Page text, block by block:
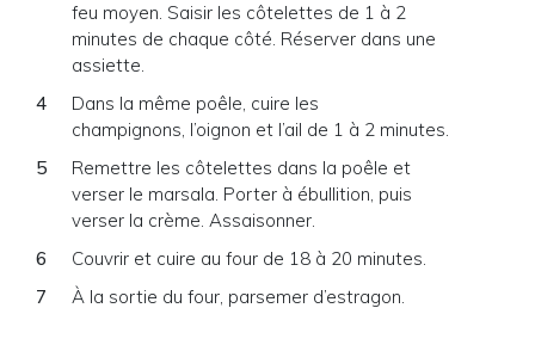
feu moyen. Saisir les côtelettes de 1 à 2
minutes de chaque côté. Réserver dans une
assiette.
Dans la même poêle, cuire les
champignons, l’oignon et l’ail de 1 à 2 minutes.
Remettre les côtelettes dans la poêle et
verser le marsala. Porter à ébullition, puis
verser la crème. Assaisonner.
Couvrir et cuire au four de 18 à 20 minutes.
À la sortie du four, parsemer d’estragon.